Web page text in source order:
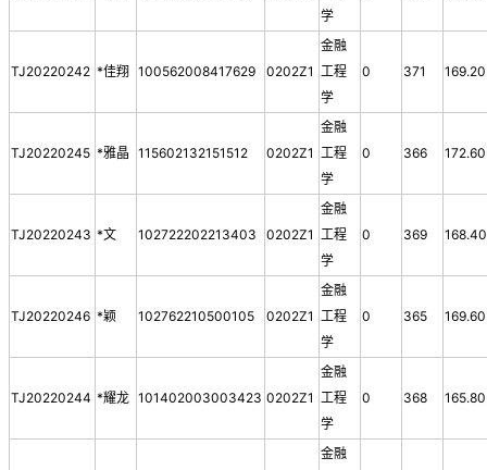
学
TJ20220242 *佳翔 100562008417629 0202Z1
金融
工程
学
0 371 169.20
TJ20220245 *雅晶 115602132151512 0202Z1
金融
工程
学
0 366 172.60
TJ20220243 *文 102722202213403 0202Z1
金融
工程
学
0 369 168.40
TJ20220246 *颖 102762210500105 0202Z1
金融
工程
学
0 365 169.60
TJ20220244 *耀龙 101402003003423 0202Z1
金融
工程
学
0 368 165.80
金融